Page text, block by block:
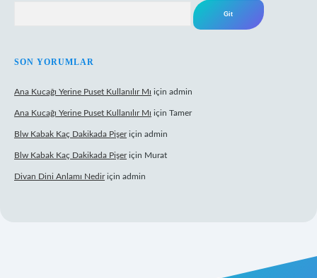
SON YORUMLAR
Ana Kucağı Yerine Puset Kullanılır Mı için admin
Ana Kucağı Yerine Puset Kullanılır Mı için Tamer
Blw Kabak Kaç Dakikada Pişeriçin admin
Blw Kabak Kaç Dakikada Pişeriçin Murat
Divan Dini Anlamı Nediriçin admin